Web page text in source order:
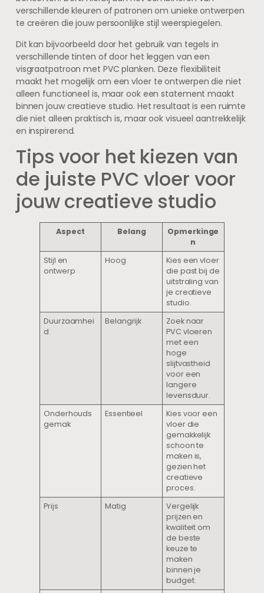
verschillende kleuren of patronen om unieke ontwerpen
te creëren die jouw persoonlijke stijl weerspiegelen.
Dit kan bijvoorbeeld door het gebruik van tegels in
verschillende tinten of door het leggen van een
visgraatpatroon met PVC planken. Deze flexibiliteit
maakt het mogelijk om een vloer te ontwerpen die niet
alleen functioneel is, maar ook een statement maakt
binnen jouw creatieve studio. Het resultaat is een ruimte
die niet alleen praktisch is, maar ook visueel aantrekkelijk
en inspirerend.
Tips voor het kiezen van
de juiste PVC vloer voor
jouw creatieve studio
Aspect Belang
Opmerkinge
n
Stijl en
ontwerp
Hoog
Kies een vloer
die past bij de
uitstraling van
je creatieve
studio.
Duurzaamhei
d
Belangrijk
Zoek naar
PVC vloeren
met een
hoge
slijtvastheid
voor een
langere
levensduur.
Onderhouds
gemak
Essentieel
Kies voor een
vloer die
gemakkelijk
schoon te
maken is,
gezien het
creatieve
proces.
Prijs
Matig
Vergelijk
prijzen en
kwaliteit om
de beste
keuze te
maken
binnen je
budget.